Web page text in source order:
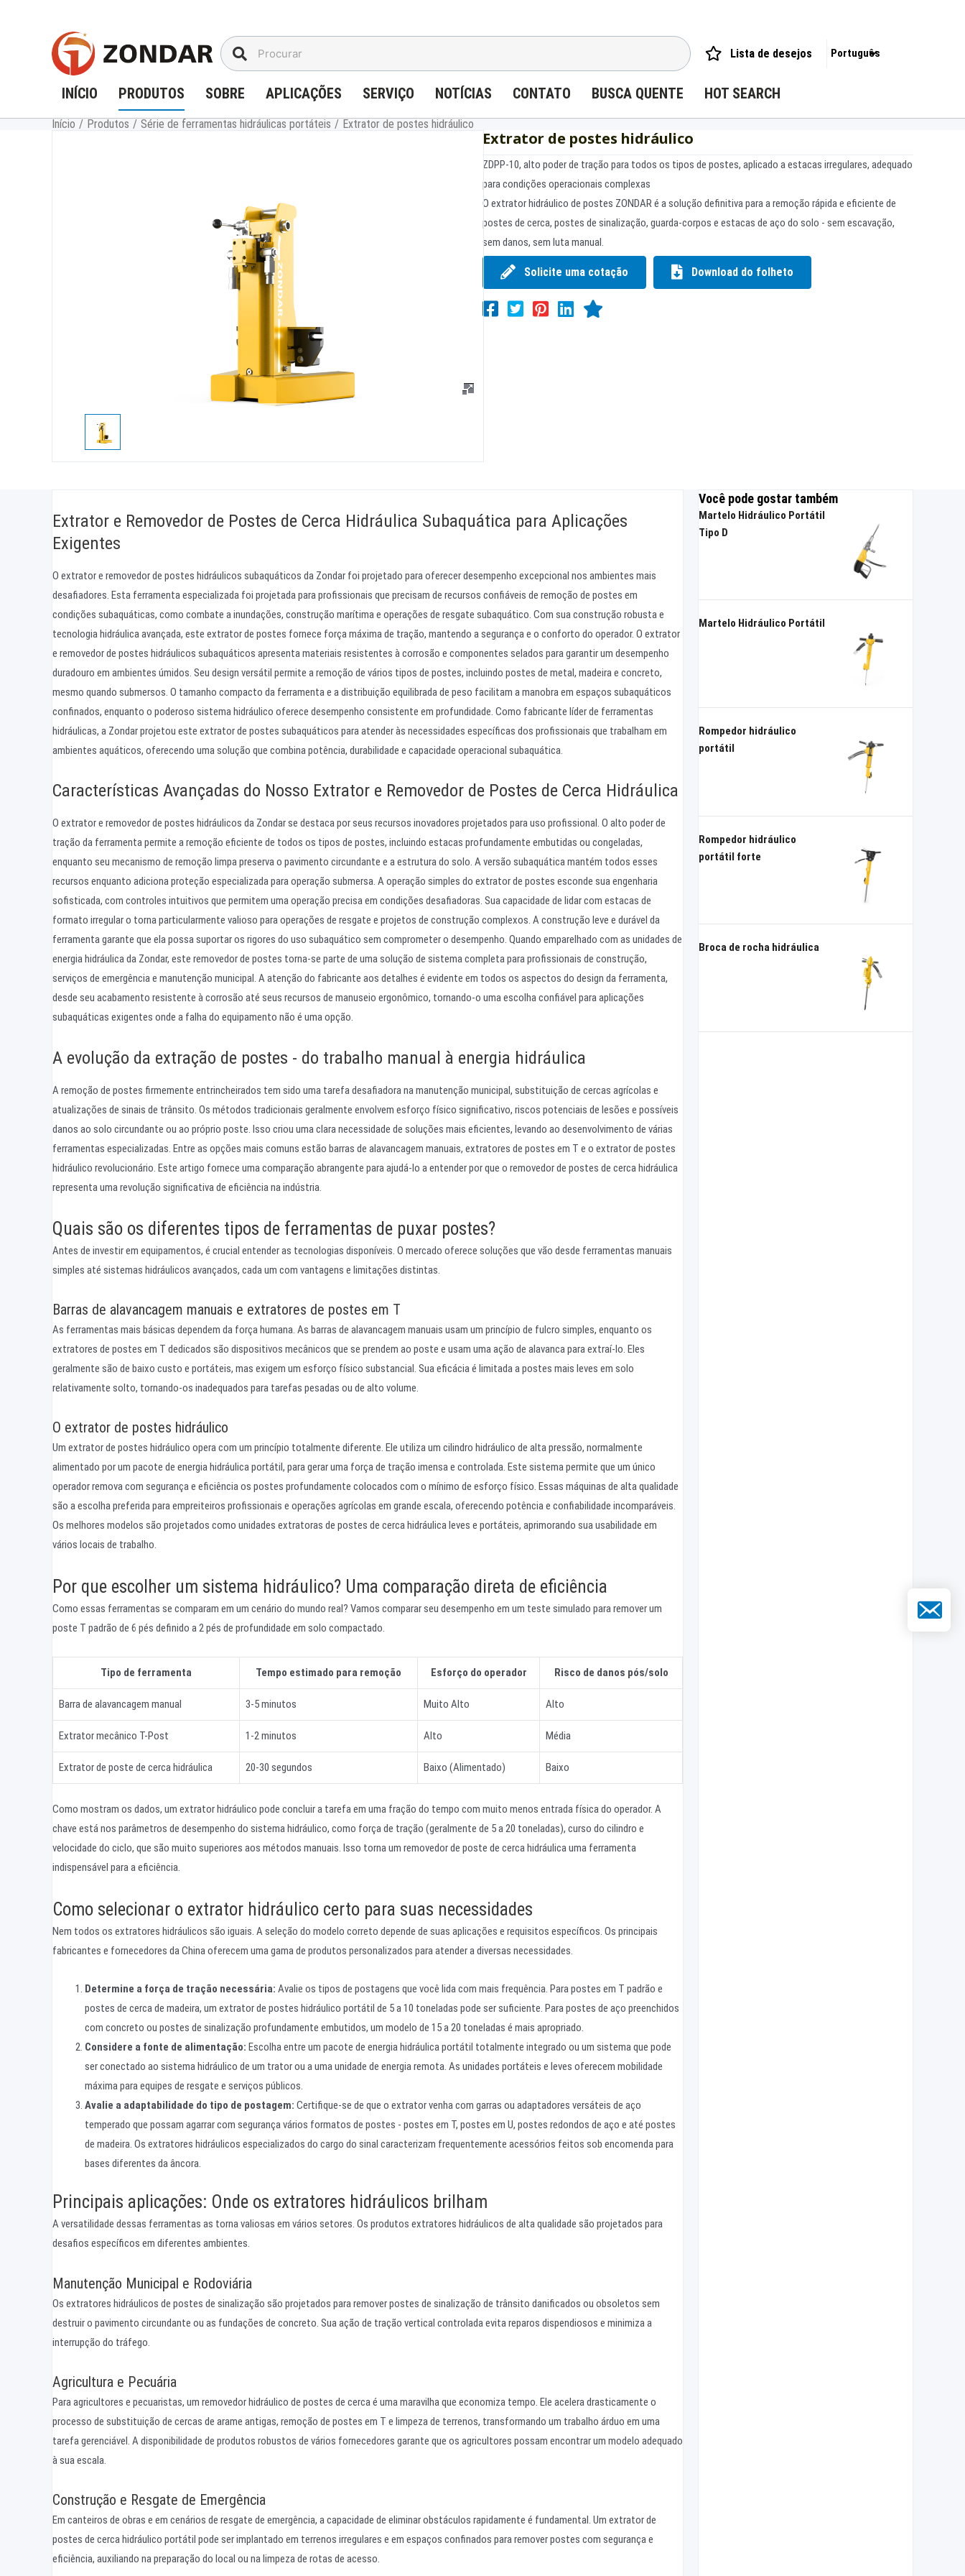
Lista de desejos Português
INÍCIO PRODUTOS SOBRE APLICAÇÕES SERVIÇO NOTÍCIAS CONTATO BUSCA QUENTE HOT SEARCH
Início / Produtos / Série de ferramentas hidráulicas portáteis / Extrator de postes hidráulico
Extrator de postes hidráulico
ZDPP-10, alto poder de tração para todos os tipos de postes, aplicado a estacas irregulares, adequado
para condições operacionais complexas
O extrator hidráulico de postes ZONDAR é a solução definitiva para a remoção rápida e eficiente de
postes de cerca, postes de sinalização, guarda-corpos e estacas de aço do solo - sem escavação,
sem danos, sem luta manual.
Solicite uma cotação Download do folheto
Extrator e Removedor de Postes de Cerca Hidráulica Subaquática para Aplicações
Exigentes
O extrator e removedor de postes hidráulicos subaquáticos da Zondar foi projetado para oferecer desempenho excepcional nos ambientes mais
desafiadores. Esta ferramenta especializada foi projetada para profissionais que precisam de recursos confiáveis de remoção de postes em
condições subaquáticas, como combate a inundações, construção marítima e operações de resgate subaquático. Com sua construção robusta e
tecnologia hidráulica avançada, este extrator de postes fornece força máxima de tração, mantendo a segurança e o conforto do operador. O extrator
e removedor de postes hidráulicos subaquáticos apresenta materiais resistentes à corrosão e componentes selados para garantir um desempenho
duradouro em ambientes úmidos. Seu design versátil permite a remoção de vários tipos de postes, incluindo postes de metal, madeira e concreto,
mesmo quando submersos. O tamanho compacto da ferramenta e a distribuição equilibrada de peso facilitam a manobra em espaços subaquáticos
confinados, enquanto o poderoso sistema hidráulico oferece desempenho consistente em profundidade. Como fabricante líder de ferramentas
hidráulicas, a Zondar projetou este extrator de postes subaquáticos para atender às necessidades específicas dos profissionais que trabalham em
ambientes aquáticos, oferecendo uma solução que combina potência, durabilidade e capacidade operacional subaquática.
Características Avançadas do Nosso Extrator e Removedor de Postes de Cerca Hidráulica
O extrator e removedor de postes hidráulicos da Zondar se destaca por seus recursos inovadores projetados para uso profissional. O alto poder de
tração da ferramenta permite a remoção eficiente de todos os tipos de postes, incluindo estacas profundamente embutidas ou congeladas,
enquanto seu mecanismo de remoção limpa preserva o pavimento circundante e a estrutura do solo. A versão subaquática mantém todos esses
recursos enquanto adiciona proteção especializada para operação submersa. A operação simples do extrator de postes esconde sua engenharia
sofisticada, com controles intuitivos que permitem uma operação precisa em condições desafiadoras. Sua capacidade de lidar com estacas de
formato irregular o torna particularmente valioso para operações de resgate e projetos de construção complexos. A construção leve e durável da
ferramenta garante que ela possa suportar os rigores do uso subaquático sem comprometer o desempenho. Quando emparelhado com as unidades de
energia hidráulica da Zondar, este removedor de postes torna-se parte de uma solução de sistema completa para profissionais de construção,
serviços de emergência e manutenção municipal. A atenção do fabricante aos detalhes é evidente em todos os aspectos do design da ferramenta,
desde seu acabamento resistente à corrosão até seus recursos de manuseio ergonômico, tornando-o uma escolha confiável para aplicações
subaquáticas exigentes onde a falha do equipamento não é uma opção.
A evolução da extração de postes - do trabalho manual à energia hidráulica
A remoção de postes firmemente entrincheirados tem sido uma tarefa desafiadora na manutenção municipal, substituição de cercas agrícolas e
atualizações de sinais de trânsito. Os métodos tradicionais geralmente envolvem esforço físico significativo, riscos potenciais de lesões e possíveis
danos ao solo circundante ou ao próprio poste. Isso criou uma clara necessidade de soluções mais eficientes, levando ao desenvolvimento de várias
ferramentas especializadas. Entre as opções mais comuns estão barras de alavancagem manuais, extratores de postes em T e o extrator de postes
hidráulico revolucionário. Este artigo fornece uma comparação abrangente para ajudá-lo a entender por que o removedor de postes de cerca hidráulica
representa uma revolução significativa de eficiência na indústria.
Quais são os diferentes tipos de ferramentas de puxar postes?
Antes de investir em equipamentos, é crucial entender as tecnologias disponíveis. O mercado oferece soluções que vão desde ferramentas manuais
simples até sistemas hidráulicos avançados, cada um com vantagens e limitações distintas.
Barras de alavancagem manuais e extratores de postes em T
As ferramentas mais básicas dependem da força humana. As barras de alavancagem manuais usam um princípio de fulcro simples, enquanto os
extratores de postes em T dedicados são dispositivos mecânicos que se prendem ao poste e usam uma ação de alavanca para extraí-lo. Eles
geralmente são de baixo custo e portáteis, mas exigem um esforço físico substancial. Sua eficácia é limitada a postes mais leves em solo
relativamente solto, tornando-os inadequados para tarefas pesadas ou de alto volume.
O extrator de postes hidráulico
Um extrator de postes hidráulico opera com um princípio totalmente diferente. Ele utiliza um cilindro hidráulico de alta pressão, normalmente
alimentado por um pacote de energia hidráulica portátil, para gerar uma força de tração imensa e controlada. Este sistema permite que um único
operador remova com segurança e eficiência os postes profundamente colocados com o mínimo de esforço físico. Essas máquinas de alta qualidade
são a escolha preferida para empreiteiros profissionais e operações agrícolas em grande escala, oferecendo potência e confiabilidade incomparáveis.
Os melhores modelos são projetados como unidades extratoras de postes de cerca hidráulica leves e portáteis, aprimorando sua usabilidade em
vários locais de trabalho.
Por que escolher um sistema hidráulico? Uma comparação direta de eficiência
Como essas ferramentas se comparam em um cenário do mundo real? Vamos comparar seu desempenho em um teste simulado para remover um
poste T padrão de 6 pés definido a 2 pés de profundidade em solo compactado.
Tipo de ferramenta Tempo estimado para remoção Esforço do operador Risco de danos pós/solo
Barra de alavancagem manual 3-5 minutos Muito Alto Alto
Extrator mecânico T-Post 1-2 minutos Alto Média
Extrator de poste de cerca hidráulica 20-30 segundos Baixo (Alimentado) Baixo
Como mostram os dados, um extrator hidráulico pode concluir a tarefa em uma fração do tempo com muito menos entrada física do operador. A
chave está nos parâmetros de desempenho do sistema hidráulico, como força de tração (geralmente de 5 a 20 toneladas), curso do cilindro e
velocidade do ciclo, que são muito superiores aos métodos manuais. Isso torna um removedor de poste de cerca hidráulica uma ferramenta
indispensável para a eficiência.
Como selecionar o extrator hidráulico certo para suas necessidades
Nem todos os extratores hidráulicos são iguais. A seleção do modelo correto depende de suas aplicações e requisitos específicos. Os principais
fabricantes e fornecedores da China oferecem uma gama de produtos personalizados para atender a diversas necessidades.
Determine a força de tração necessária: Avalie os tipos de postagens que você lida com mais frequência. Para postes em T padrão e
postes de cerca de madeira, um extrator de postes hidráulico portátil de 5 a 10 toneladas pode ser suficiente. Para postes de aço preenchidos
com concreto ou postes de sinalização profundamente embutidos, um modelo de 15 a 20 toneladas é mais apropriado.
Considere a fonte de alimentação: Escolha entre um pacote de energia hidráulica portátil totalmente integrado ou um sistema que pode
ser conectado ao sistema hidráulico de um trator ou a uma unidade de energia remota. As unidades portáteis e leves oferecem mobilidade
máxima para equipes de resgate e serviços públicos.
Avalie a adaptabilidade do tipo de postagem: Certifique-se de que o extrator venha com garras ou adaptadores versáteis de aço
temperado que possam agarrar com segurança vários formatos de postes - postes em T, postes em U, postes redondos de aço e até postes
de madeira. Os extratores hidráulicos especializados do cargo do sinal caracterizam frequentemente acessórios feitos sob encomenda para
bases diferentes da âncora.
Principais aplicações: Onde os extratores hidráulicos brilham
A versatilidade dessas ferramentas as torna valiosas em vários setores. Os produtos extratores hidráulicos de alta qualidade são projetados para
desafios específicos em diferentes ambientes.
Manutenção Municipal e Rodoviária
Os extratores hidráulicos de postes de sinalização são projetados para remover postes de sinalização de trânsito danificados ou obsoletos sem
destruir o pavimento circundante ou as fundações de concreto. Sua ação de tração vertical controlada evita reparos dispendiosos e minimiza a
interrupção do tráfego.
Agricultura e Pecuária
Para agricultores e pecuaristas, um removedor hidráulico de postes de cerca é uma maravilha que economiza tempo. Ele acelera drasticamente o
processo de substituição de cercas de arame antigas, remoção de postes em T e limpeza de terrenos, transformando um trabalho árduo em uma
tarefa gerenciável. A disponibilidade de produtos robustos de vários fornecedores garante que os agricultores possam encontrar um modelo adequado
à sua escala.
Construção e Resgate de Emergência
Em canteiros de obras e em cenários de resgate de emergência, a capacidade de eliminar obstáculos rapidamente é fundamental. Um extrator de
postes de cerca hidráulico portátil pode ser implantado em terrenos irregulares e em espaços confinados para remover postes com segurança e
eficiência, auxiliando na preparação do local ou na limpeza de rotas de acesso.
Você pode gostar também
Martelo Hidráulico Portátil
Tipo D
Martelo Hidráulico Portátil
Rompedor hidráulico
portátil
Rompedor hidráulico
portátil forte
Broca de rocha hidráulica
E-mail